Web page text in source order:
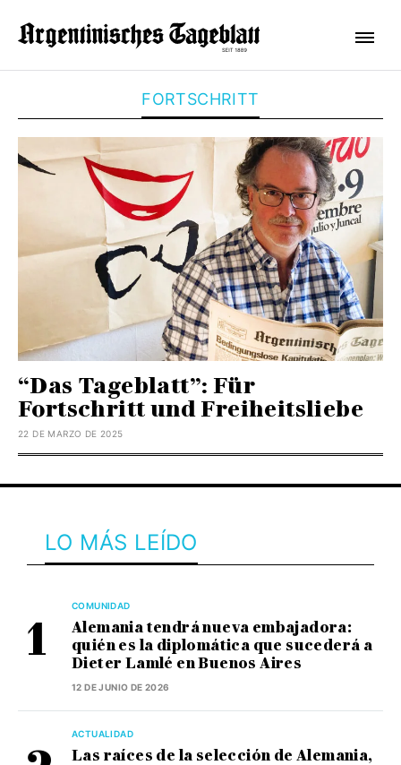
FORTSCHRITT
“Das Tageblatt”: Für
Fortschritt und Freiheitsliebe
22 DE MARZO DE 2025
LO MÁS LEÍDO
COMUNIDAD
Alemania tendrá nueva embajadora:
quién es la diplomática que sucederá a
Dieter Lamlé en Buenos Aires
12 DE JUNIO DE 2026
ACTUALIDAD
Las raíces de la selección de Alemania,